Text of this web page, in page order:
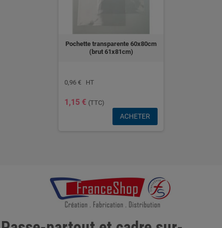
Pochette transparente 60x80cm
(brut 61x81cm)
0,96 € HT
1,15 € (TTC)
ACHETER